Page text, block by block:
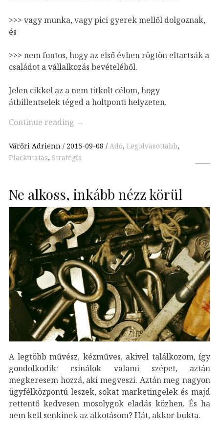
>>> vagy munka, vagy pici gyerek mellől dolgoznak,
és
>>> nem fontos, hogy az első évben rögtön eltartsák a
családot a vállalkozás bevételéből.
Jelen cikkel az a nem titkolt célom, hogy
átbillentselek téged a holtponti helyzeten.
Continue reading →
Várőri Adrienn 2015-09-08 Adó, Legolvasottabb,
Piackutatás, Stratégia
Ne alkoss, inkább nézz körül
A legtöbb művész, kézműves, akivel találkozom, így
gondolkodik: csinálok valami szépet, aztán
megkeresem hozzá, aki megveszi. Aztán meg nagyon
ügyfélközpontú leszek, sokat marketingelek és majd
rettentő kedvesen mosolygok eladás közben. És ha
nem kell senkinek az alkotásom? Hát, akkor bukta.